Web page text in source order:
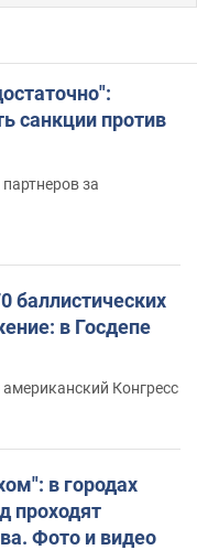
санкции против
за
баллистических
в Госдепе
Конгресс
в городах
проходят
Фото и видео